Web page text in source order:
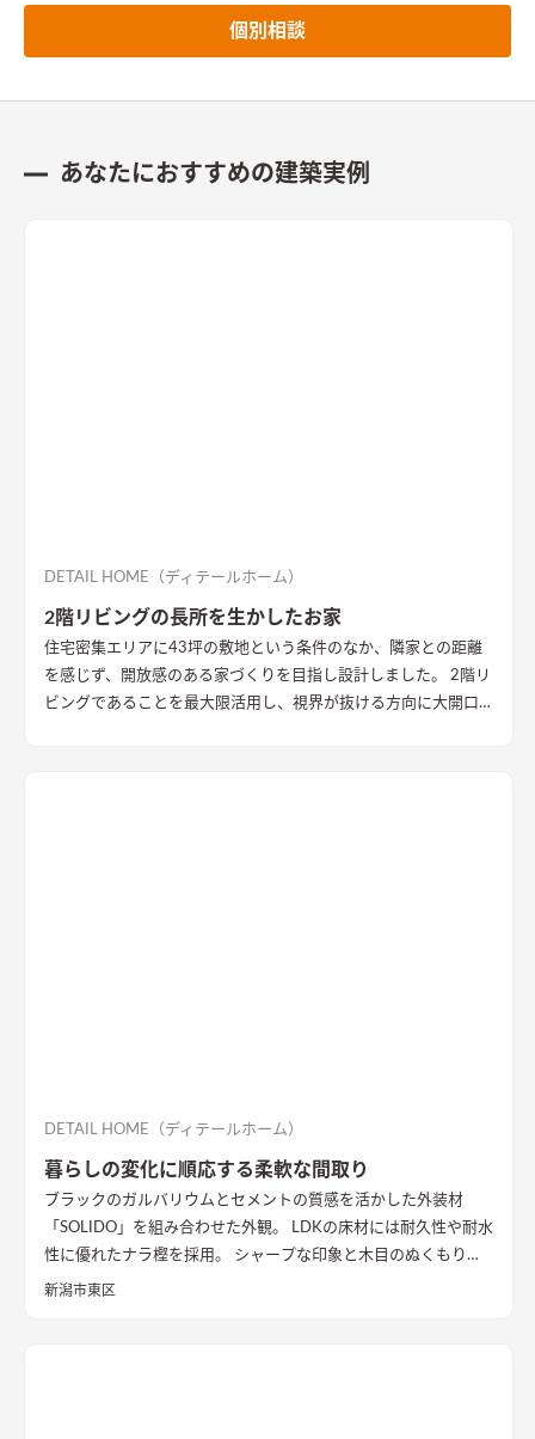
個別相談
あなたにおすすめの建築実例
DETAIL HOME（ディテールホーム）
2階リビングの長所を生かしたお家
住宅密集エリアに43坪の敷地という条件のなか、隣家との距離
を感じず、開放感のある家づくりを目指し設計しました。 2階リ
ビングであることを最大限活用し、視界が抜ける方向に大開口
DETAIL HOME（ディテールホーム）
暮らしの変化に順応する柔軟な間取り
ブラックのガルバリウムとセメントの質感を活かした外装材
「SOLIDO」を組み合わせた外観。 LDKの床材には耐久性や耐水
性に優れたナラ樫を採用。 シャープな印象と木目のぬくもりが
調和した飽きのこない空間デザインに仕上げました。 リビング
新潟市東区